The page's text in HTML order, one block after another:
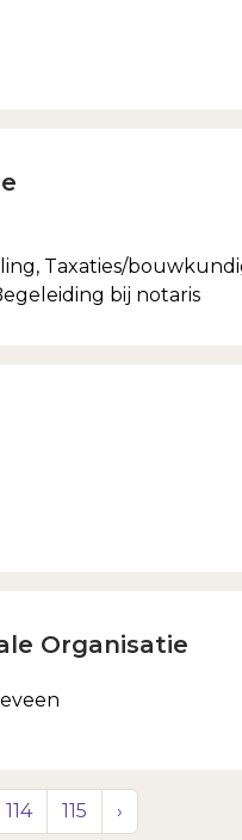
Taxaties/
bij notaris
Organisatie
114 115 ›